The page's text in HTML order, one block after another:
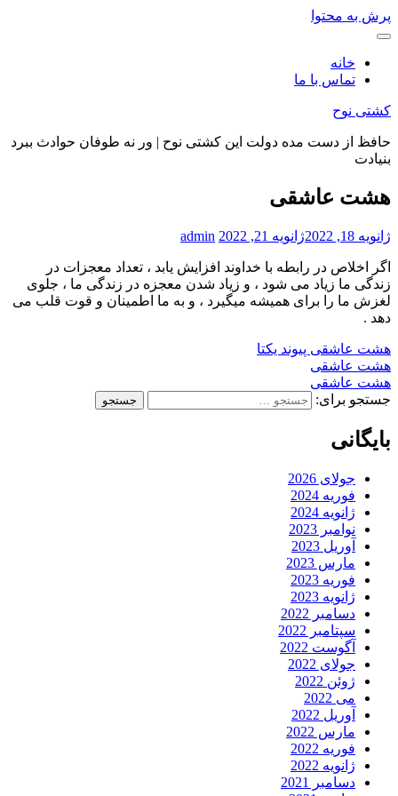
پرش به محتوا
خانه
تماس با ما
کشتی نوح
حافظ از دست مده دولت این کشتی نوح | ور نه طوفان حوادث ببرد
بنیادت
هشت عاشقی
ژانویه 18, 2022 ژانویه 21, 2022 admin
اگر اخلاص در رابطه با خداوند افزایش یابد ، تعداد معجزات در
زندگی ما زیاد می شود ، و زیاد شدن معجزه در زندگی ما ، جلوی
لغزش ما را برای همیشه میگیرد ، و به ما اطمینان و قوت قلب می
دهد .
هشت عاشقی پیوند یکتا
هشت عاشقی
هشت عاشقی
جستجو برای:
بایگانی
جولای 2026
فوریه 2024
ژانویه 2024
نوامبر 2023
آوریل 2023
مارس 2023
فوریه 2023
ژانویه 2023
دسامبر 2022
سپتامبر 2022
آگوست 2022
جولای 2022
ژوئن 2022
می 2022
آوریل 2022
مارس 2022
فوریه 2022
ژانویه 2022
دسامبر 2021